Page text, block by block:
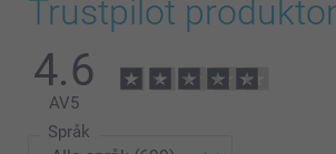
Ramar upp till och med storlek 20 x 30 cm
större storlekarna har väggfäste.
Trustpilot
4.6
AV5
Språk